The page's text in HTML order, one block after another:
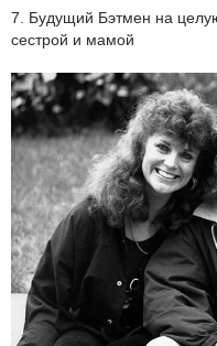
7. Будущий Бэтмен на
сестрой и мамой